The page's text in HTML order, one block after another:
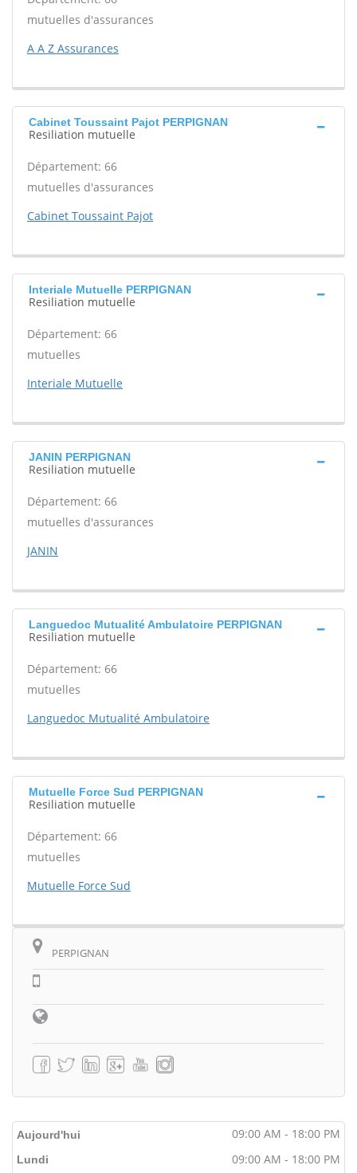
mutuelles d'assurances
A A Z Assurances
Cabinet Toussaint Pajot PERPIGNAN
Resiliation mutuelle
Département: 66
mutuelles d'assurances
Cabinet Toussaint Pajot
Interiale Mutuelle PERPIGNAN
Resiliation mutuelle
Département: 66
mutuelles
Interiale Mutuelle
JANIN PERPIGNAN
Resiliation mutuelle
Département: 66
mutuelles d'assurances
JANIN
Languedoc Mutualité Ambulatoire PERPIGNAN
Resiliation mutuelle
Département: 66
mutuelles
Languedoc Mutualité Ambulatoire
Mutuelle Force Sud PERPIGNAN
Resiliation mutuelle
Département: 66
mutuelles
Mutuelle Force Sud
PERPIGNAN
Aujourd'hui 09:00 AM - 18:00 PM
Lundi 09:00 AM - 18:00 PM